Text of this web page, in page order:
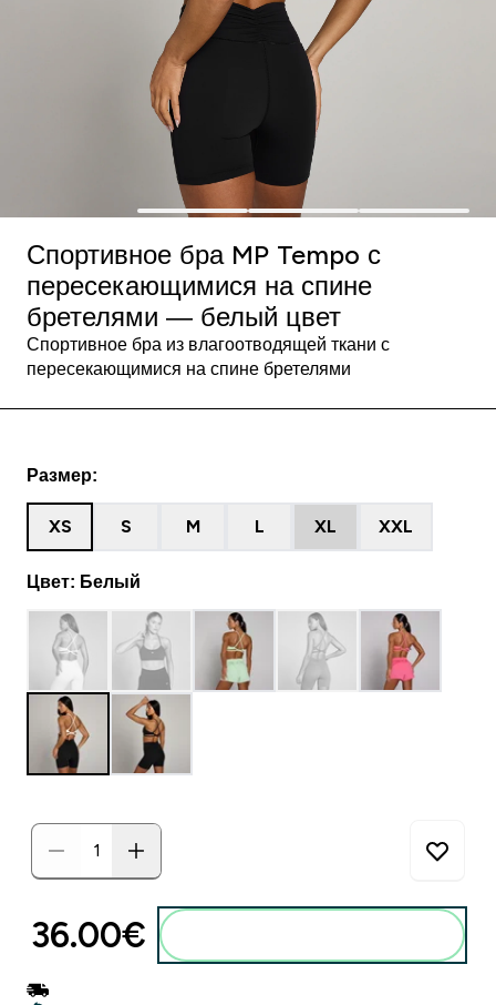
Спортивное бра MP Tempo с
пересекающимися на спине
бретелями ― белый цвет
Спортивное бра из влагоотводящей ткани с
пересекающимися на спине бретелями
Размер:
XS S M L XL XXL
Цвет: Белый
36.00€‎